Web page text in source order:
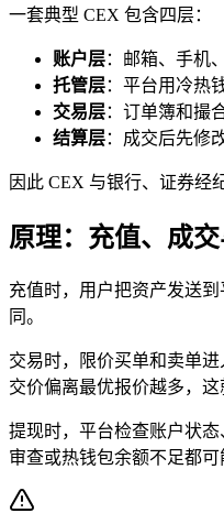
一套典型 CEX 包含四层：
账户层：邮箱、手机
托管层：平台用冷热
交易层：订单簿和撮
结算层：成交后先修
因此 CEX 与银行、证券经
原理：充值、成交
充值时，用户把资产发送
同。
交易时，限价买单和卖单
交价偏离最优报价越多，
提现时，平台检查账户状
审查或热钱包余额不足都可